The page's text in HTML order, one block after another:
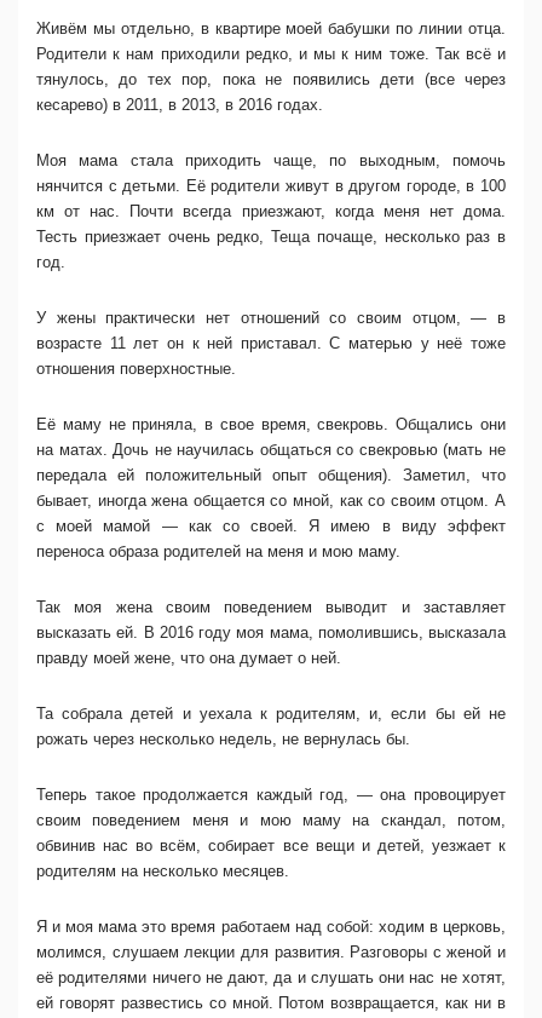
Живём мы отдельно, в квартире моей бабушки по линии отца.
Родители к нам приходили редко, и мы к ним тоже. Так всё и
тянулось, до тех пор, пока не появились дети (все через
кесарево) в 2011, в 2013, в 2016 годах.
Моя мама стала приходить чаще, по выходным, помочь
нянчится с детьми. Её родители живут в другом городе, в 100
км от нас. Почти всегда приезжают, когда меня нет дома.
Тесть приезжает очень редко, Теща почаще, несколько раз в
год.
У жены практически нет отношений со своим отцом, — в
возрасте 11 лет он к ней приставал. С матерью у неё тоже
отношения поверхностные.
Её маму не приняла, в свое время, свекровь. Общались они
на матах. Дочь не научилась общаться со свекровью (мать не
передала ей положительный опыт общения). Заметил, что
бывает, иногда жена общается со мной, как со своим отцом. А
с моей мамой — как со своей. Я имею в виду эффект
переноса образа родителей на меня и мою маму.
Так моя жена своим поведением выводит и заставляет
высказать ей. В 2016 году моя мама, помолившись, высказала
правду моей жене, что она думает о ней.
Та собрала детей и уехала к родителям, и, если бы ей не
рожать через несколько недель, не вернулась бы.
Теперь такое продолжается каждый год, — она провоцирует
своим поведением меня и мою маму на скандал, потом,
обвинив нас во всём, собирает все вещи и детей, уезжает к
родителям на несколько месяцев.
Я и моя мама это время работаем над собой: ходим в церковь,
молимся, слушаем лекции для развития. Разговоры с женой и
её родителями ничего не дают, да и слушать они нас не хотят,
ей говорят развестись со мной. Потом возвращается, как ни в